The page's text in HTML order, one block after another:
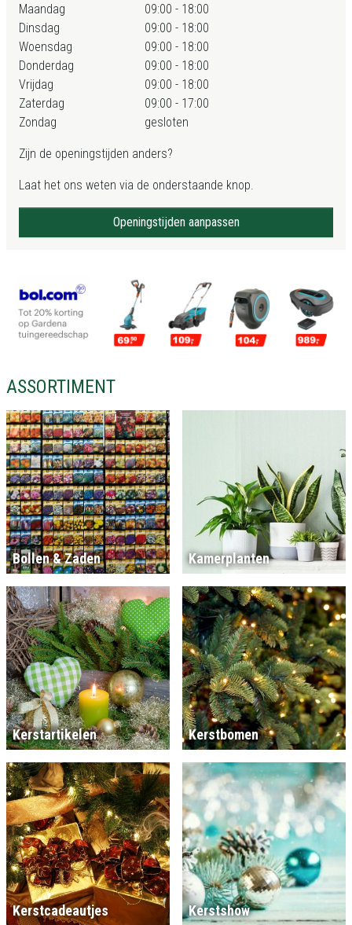
Maandag
09:00 - 18:00
Dinsdag
09:00 - 18:00
Woensdag
09:00 - 18:00
Donderdag
09:00 - 18:00
Vrijdag
09:00 - 18:00
Zaterdag
09:00 - 17:00
Zondag
gesloten
Zijn de openingstijden anders?
Laat het ons weten via de onderstaande knop.
Openingstijden aanpassen
ASSORTIMENT
Bollen & Zaden Kamerplanten
Kerstartikelen Kerstbomen
Kerstcadeautjes Kerstshow